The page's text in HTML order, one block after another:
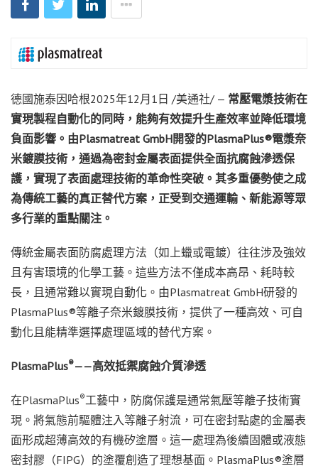
德國施泰因哈根2025年12月1日 /美通社/ — 常壓電漿技術在
實現製程自動化的同時，能夠有效提升生產效率並降低環境
負面影響。由Plasmatreat GmbH開發的PlasmaPlus®電漿奈
米鍍膜技術 ， 通過為密封金屬表面提供全面抗腐蝕滲透保
護 ， 實現了表面處理技術的革命性突破。其多重優勢使之成
為傳統工藝的真正替代方案 ， 正受到交通運輸、新能源等眾
多行業的重點關注。
傳統金屬表面防腐處理方法（如上蠟或電鍍）往往涉及強效
且有害環境的化學工藝。這些方法不僅成本高昂、耗時較
長，且通常難以實現自動化。由Plasmatreat GmbH研發的
PlasmaPlus®等離子奈米鍍膜技術，提供了一種高效、可自
動化且能精準選擇處理區域的替代方案。
PlasmaPlus®——高效抵禦腐蝕介質滲透
在PlasmaPlus®工藝中，防腐保護是通常氣壓等離子技術實
現。將氣態前驅體注入等離子射流，可在密封點處的金屬表
面形成超薄高效的有機矽塗層。這一處理為後續固體或液態
密封膠（FIPG）的塗覆創造了理想基面。PlasmaPlus®塗層